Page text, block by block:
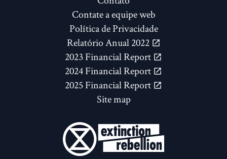
Contate a equipe web
Política de Privacidade
Relatório Anual 2022
2023 Financial Report
2024 Financial Report
2025 Financial Report
Site map